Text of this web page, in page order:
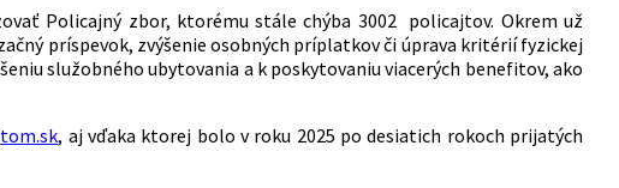
Policajný zbor, ktorému stále chýba 3002 policajtov. Okrem už
príspevok, zvýšenie osobných príplatkov či úprava kritérií fyzickej
služobného ubytovania a k poskytovaniu viacerých benefitov, ako
, aj vďaka ktorej bolo v roku 2025 po desiatich rokoch prijatých